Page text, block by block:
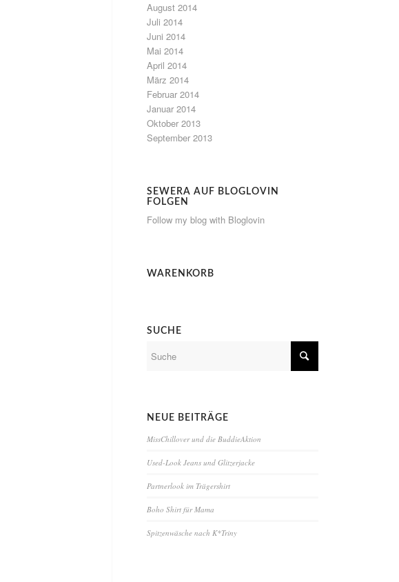
August 2014
Juli 2014
Juni 2014
Mai 2014
April 2014
März 2014
Februar 2014
Januar 2014
Oktober 2013
September 2013
SEWERA AUF BLOGLOVIN
FOLGEN
Follow my blog with Bloglovin
WARENKORB
SUCHE
NEUE BEITRÄGE
MissChillover und die BuddieAktion
Used-Look Jeans und Glitzerjacke
Partnerlook im Trägershirt
Boho Shirt für Mama
Spitzenwäsche nach K*Triny